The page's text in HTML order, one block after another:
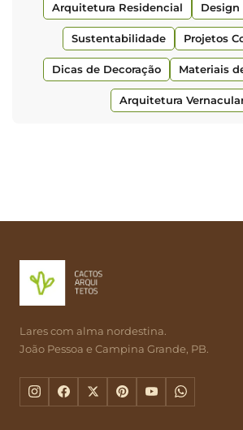
Arquitetura Residencial Design
Sustentabilidade Projetos
Dicas de Decoração Materiais
Arquitetura
Lares com alma nordestina.
João Pessoa e Campina Grande, PB.